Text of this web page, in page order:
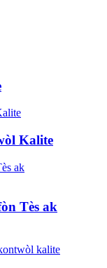
Kalite
Tès ak